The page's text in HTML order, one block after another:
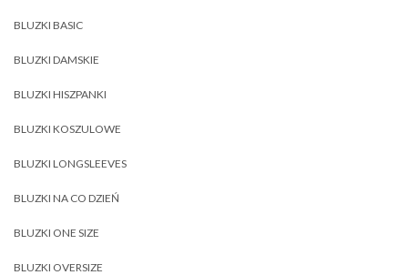
BLUZKI BASIC
BLUZKI DAMSKIE
BLUZKI HISZPANKI
BLUZKI KOSZULOWE
BLUZKI LONGSLEEVES
BLUZKI NA CO DZIEŃ
BLUZKI ONE SIZE
BLUZKI OVERSIZE